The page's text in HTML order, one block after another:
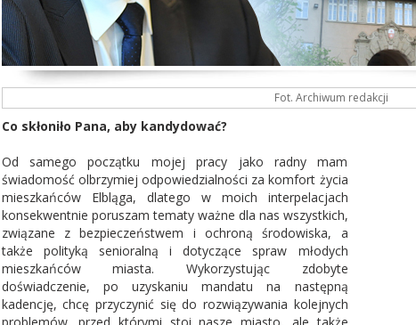
Fot. Archiwum redakcji
Co skłoniło Pana, aby kandydować?
Od samego początku mojej pracy jako radny mam
świadomość olbrzymiej odpowiedzialności za komfort życia
mieszkańców Elbląga, dlatego w moich interpelacjach
konsekwentnie poruszam tematy ważne dla nas wszystkich,
związane z bezpieczeństwem i ochroną środowiska, a
także polityką senioralną i dotyczące spraw młodych
mieszkańców miasta. Wykorzystując zdobyte
doświadczenie, po uzyskaniu mandatu na następną
kadencję, chcę przyczynić się do rozwiązywania kolejnych